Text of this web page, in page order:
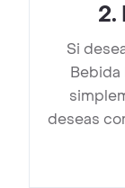
2.
Si
Bebida
deseas